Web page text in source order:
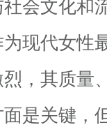
现代女性
，其质量
是关键，